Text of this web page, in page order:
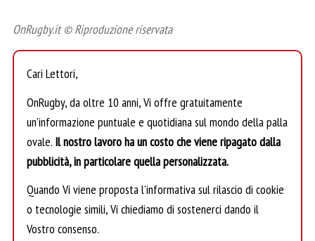
OnRugby.it © Riproduzione riservata
Cari Lettori,
OnRugby, da oltre 10 anni, Vi offre gratuitamente
un’informazione puntuale e quotidiana sul mondo della palla
ovale. Il nostro lavoro ha un costo che viene ripagato dalla
pubblicità, in particolare quella personalizzata.
Quando Vi viene proposta l’informativa sul rilascio di cookie
o tecnologie simili, Vi chiediamo di sostenerci dando il
Vostro consenso.